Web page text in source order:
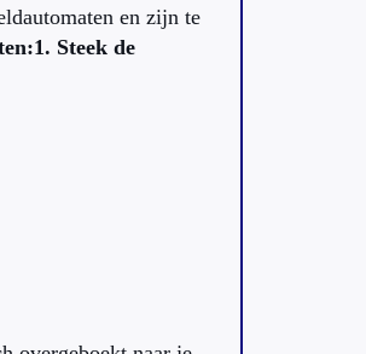
en zijn te
1. Steek de